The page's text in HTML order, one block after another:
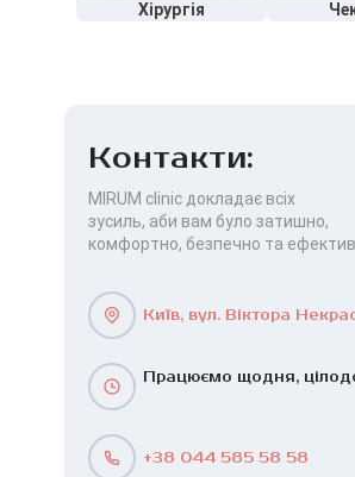
Хірургія
Контакти:
MIRUM clinic докладає всіх
зусиль, аби вам було затишно,
комфортно, безпечно та
Київ, вул. Віктора
Працюємо щодня,
+38 044 585 58 58